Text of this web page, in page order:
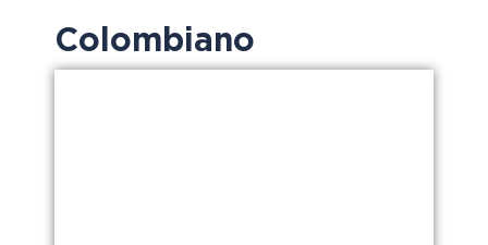
Colombiano